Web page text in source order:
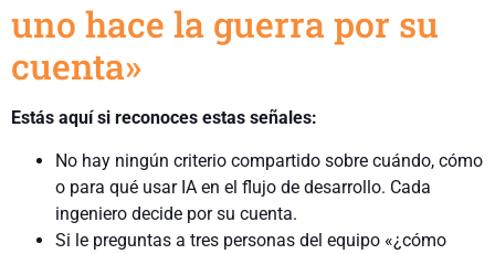
uno hace la guerra por su
cuenta»
Estás aquí si reconoces estas señales:
No hay ningún criterio compartido sobre cuándo, cómo
o para qué usar IA en el flujo de desarrollo. Cada
ingeniero decide por su cuenta.
Si le preguntas a tres personas del equipo «¿cómo